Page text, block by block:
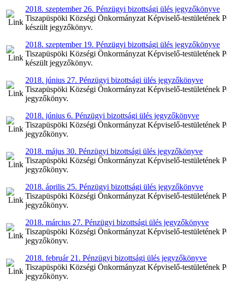
2018. szeptember 26. Pénzügyi bizottsági ülés jegyzőkönyve
Tiszapüspöki Községi Önkormányzat Képviselő-testületének
készült jegyzőkönyv.
2018. szeptember 19. Pénzügyi bizottsági ülés jegyzőkönyve
Tiszapüspöki Községi Önkormányzat Képviselő-testületének
készült jegyzőkönyv.
2018. június 27. Pénzügyi bizottsági ülés jegyzőkönyve
Tiszapüspöki Községi Önkormányzat Képviselő-testületének
jegyzőkönyv.
2018. június 6. Pénzügyi bizottsági ülés jegyzőkönyve
Tiszapüspöki Községi Önkormányzat Képviselő-testületének
jegyzőkönyv.
2018. május 30. Pénzügyi bizottsági ülés jegyzőkönyve
Tiszapüspöki Községi Önkormányzat Képviselő-testületének
jegyzőkönyv.
2018. április 25. Pénzügyi bizottsági ülés jegyzőkönyve
Tiszapüspöki Községi Önkormányzat Képviselő-testületének
jegyzőkönyv.
2018. március 27. Pénzügyi bizottsági ülés jegyzőkönyve
Tiszapüspöki Községi Önkormányzat Képviselő-testületének
jegyzőkönyv.
2018. február 21. Pénzügyi bizottsági ülés jegyzőkönyve
Tiszapüspöki Községi Önkormányzat Képviselő-testületének
jegyzőkönyv.